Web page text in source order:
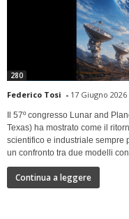
280
Federico Tosi - 17 Giugno 2026
Il 57º congresso Lunar and
Texas) ha mostrato come il
scientifico e industriale sempre
un confronto tra due modelli
Continua a leggere